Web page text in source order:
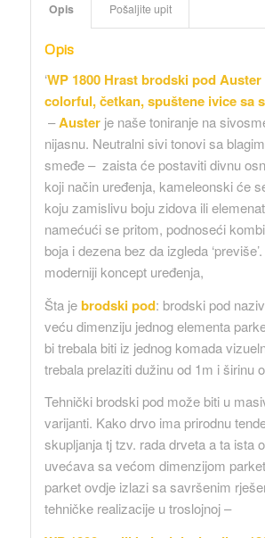
Opis Pošaljite upit
Opis
‘WP 1800 Hrast brodski pod
colorful, četkan, spuštene ivice sa
–Austerje naše toniranje na
nijasnu. Neutralni sivi tonovi sa
smeđe – zaista će postaviti divnu
koji način uređenja, kameleonski će
koju zamislivu boju zidova ili
namećući se pritom, podnoseći
boja i dezena bez da izgleda
moderniji koncept uređenja,
Šta jebrodski pod: brodski pod
veću dimenziju jednog elementa
bi trebala biti iz jednog komada
trebala prelaziti dužinu od 1m i širinu
Tehnički brodski pod može biti u
varijanti. Kako drvo ima prirodnu
skupljanja tj tzv. rada drveta a ta ista
uvećava sa većom dimenzijom
parket ovdje izlazi sa savršenim
tehničke realizacije u troslojnoj –